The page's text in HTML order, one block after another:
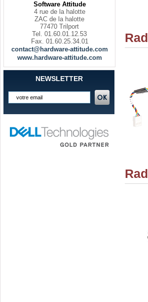
Software Attitude
4 rue de la halotte
ZAC de la halotte
77470 Trilport
Tel. 01.60.01.12.53
Fax. 01.60.25.34.01
contact@hardware-attitude.com
www.hardware-attitude.com
NEWSLETTER